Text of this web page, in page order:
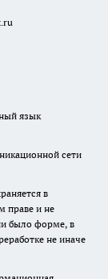
язык
сети
в
праве и не
было форме, в
не иначе